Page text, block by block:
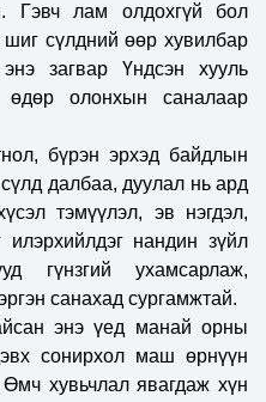
Гэвч лам олдохгүй бол
шиг сүлдний өөр хувилбар
загвар Үндсэн хууль
өдөр олонхын саналаар
бүрэн эрхэд байдлын
далбаа, дуулал нь ард
тэмүүлэл, эв нэгдэл,
нандин зүйл
гүнзгий ухамсарлаж,
санахад сургамжтай.
энэ үед манай орны
сонирхол маш өрнүүн
хувьчлал явагдаж хүн